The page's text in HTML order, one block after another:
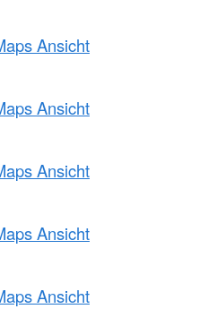
Ansicht
Ansicht
Ansicht
Ansicht
Ansicht